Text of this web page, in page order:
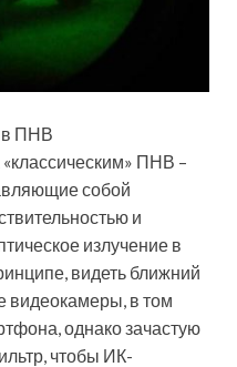
в ПНВ
ПНВ –
собой
и
излучение в
видеть ближний
видеокамеры, в том
однако зачастую
чтобы ИК-